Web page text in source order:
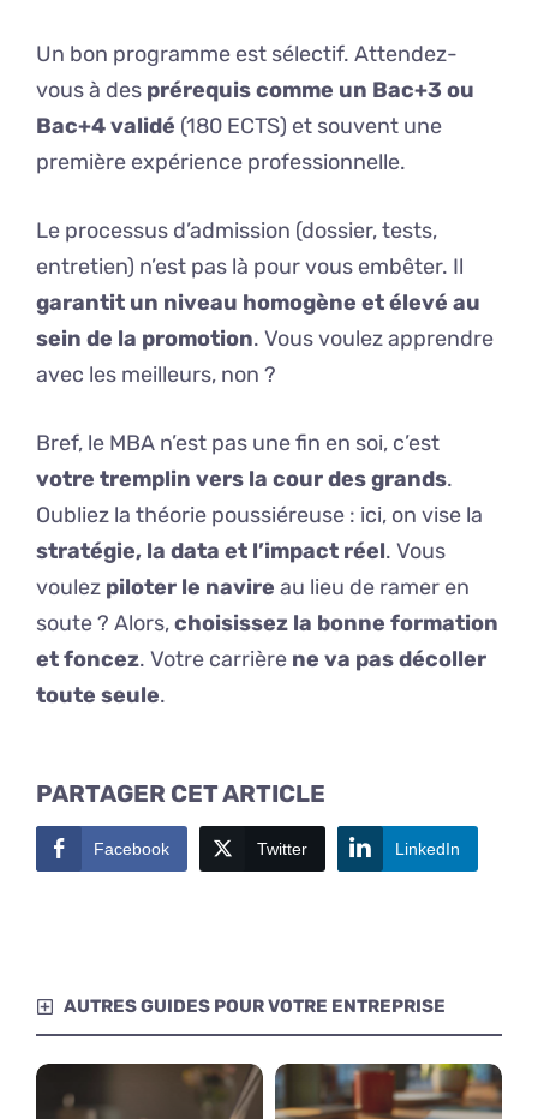
Un bon programme est sélectif. Attendez-
vous à des prérequis comme un Bac+3 ou
Bac+4 validé (180 ECTS) et souvent une
première expérience professionnelle.
Le processus d’admission (dossier, tests,
entretien) n’est pas là pour vous embêter. Il
garantit un niveau homogène et élevé au
sein de la promotion. Vous voulez apprendre
avec les meilleurs, non ?
Bref, le MBA n’est pas une fin en soi, c’est
votre tremplin vers la cour des grands.
Oubliez la théorie poussiéreuse : ici, on vise la
stratégie, la data et l’impact réel. Vous
voulez piloter le navire au lieu de ramer en
soute ? Alors,choisissez la bonne formation
et foncez. Votre carrière ne va pas décoller
toute seule.
PARTAGER CET ARTICLE
Facebook Twitter LinkedIn
AUTRES GUIDES POUR VOTRE ENTREPRISE